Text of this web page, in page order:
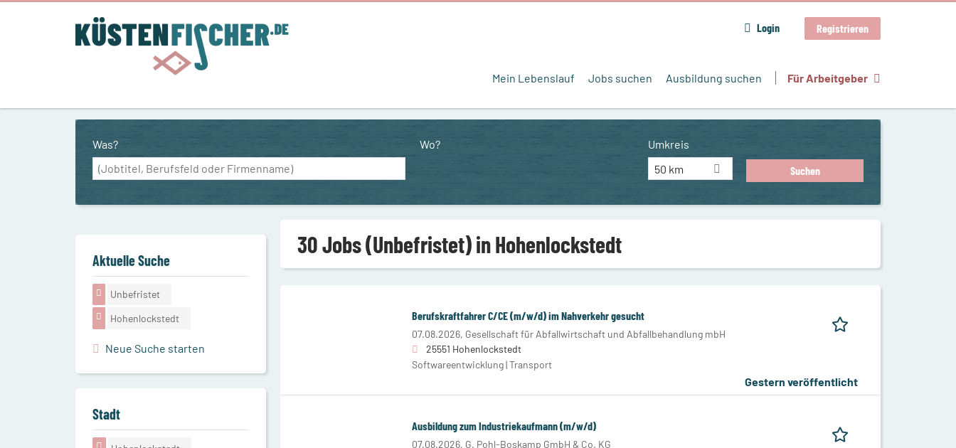
Login Registrieren
Mein Lebenslauf Jobs suchen Ausbildung suchen Für Arbeitgeber
Was? Wo?
Umkreis
50 km
30 Jobs (Unbefristet) in Hohenlockstedt
Berufskraftfahrer C/CE (m/w/d) im Nahverkehr gesucht
07.08.2026, Gesellschaft für Abfallwirtschaft und Abfallbehandlung mbH
25551 Hohenlockstedt
Softwareentwicklung | Transport
Gestern veröffentlicht
Ausbildung zum Industriekaufmann (m/w/d)
07.08.2026, G. Pohl-Boskamp GmbH & Co. KG
Aktuelle Suche
Unbefristet
Hohenlockstedt
Neue Suche starten
Stadt